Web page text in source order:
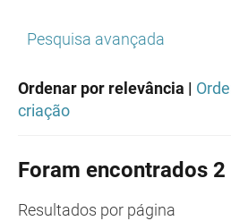
Pesquisa avançada
Ordenar por relevância |
criação
Foram encontrados
Resultados por página